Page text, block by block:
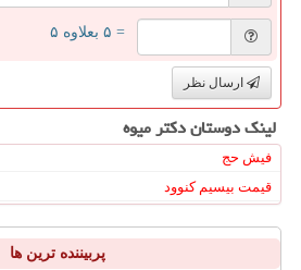
= ۵ بعلاوه ۵
ارسال نظر
لینک دوستان دكتر میوه
فیش حج
قیمت بیسیم کنوود
پربیننده ترین ها